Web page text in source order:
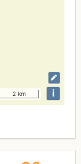
2 km i